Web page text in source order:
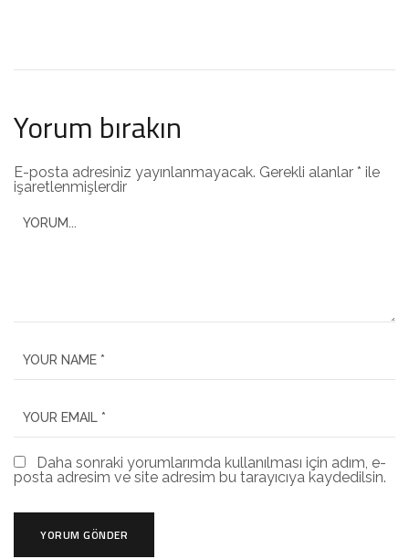
Yorum bırakın
E-posta adresiniz yayınlanmayacak. Gerekli alanlar * ile
işaretlenmişlerdir
Daha sonraki yorumlarımda kullanılması için adım, e-
posta adresim ve site adresim bu tarayıcıya kaydedilsin.